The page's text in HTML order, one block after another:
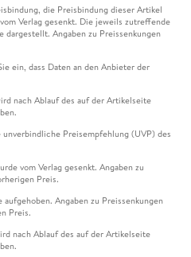
die Preisbindung dieser Artikel
Verlag gesenkt. Die jeweils zutreffende
Angaben zu Preissenkungen
ein, dass Daten an den Anbieter der
nach Ablauf des auf der Artikelseite
Preisempfehlung (UVP) des
vom Verlag gesenkt. Angaben zu
Preis.
Angaben zu Preissenkungen
Preis.
nach Ablauf des auf der Artikelseite